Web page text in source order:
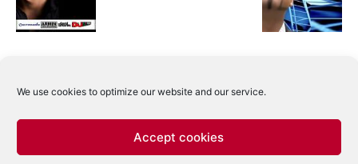
We use cookies to optimize our website and our service.
Accept cookies